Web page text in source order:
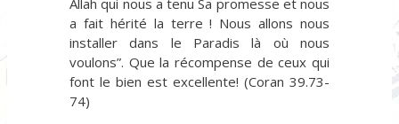
Allah qui nous a tenu Sa promesse et nous
a fait hérité la terre ! Nous allons nous
installer dans le Paradis là où nous
voulons”. Que la récompense de ceux qui
font le bien est excellente! (Coran 39.73-
74)